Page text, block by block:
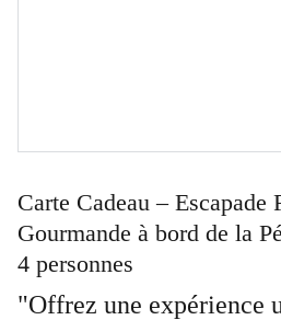
Carte Cadeau –
Gourmande à bord de la
4 personnes
"Offrez une expérience